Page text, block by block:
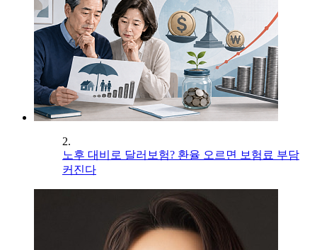
2.
노후 대비로 달러보험? 환율 오르면 보험료 부담
커진다